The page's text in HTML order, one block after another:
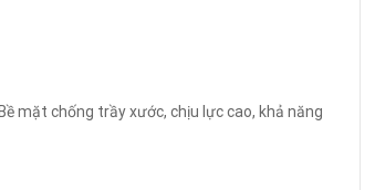
mặt chống trầy xước, chịu lực cao, khả năng